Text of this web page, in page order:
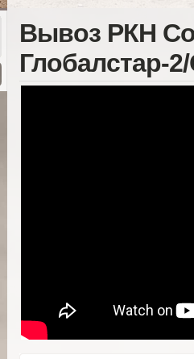
Вывоз РКН
Глобалстар-